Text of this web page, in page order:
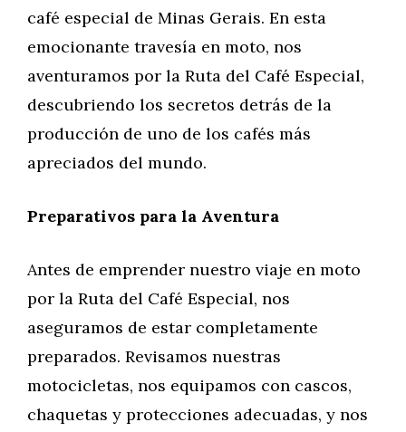
café especial de Minas Gerais. En esta
emocionante travesía en moto, nos
aventuramos por la Ruta del Café Especial,
descubriendo los secretos detrás de la
producción de uno de los cafés más
apreciados del mundo.
Preparativos para la Aventura
Antes de emprender nuestro viaje en moto
por la Ruta del Café Especial, nos
aseguramos de estar completamente
preparados. Revisamos nuestras
motocicletas, nos equipamos con cascos,
chaquetas y protecciones adecuadas, y nos